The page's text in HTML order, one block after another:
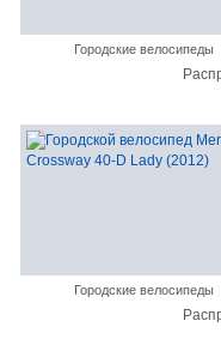
Городские велосипеды
Городские велосипеды